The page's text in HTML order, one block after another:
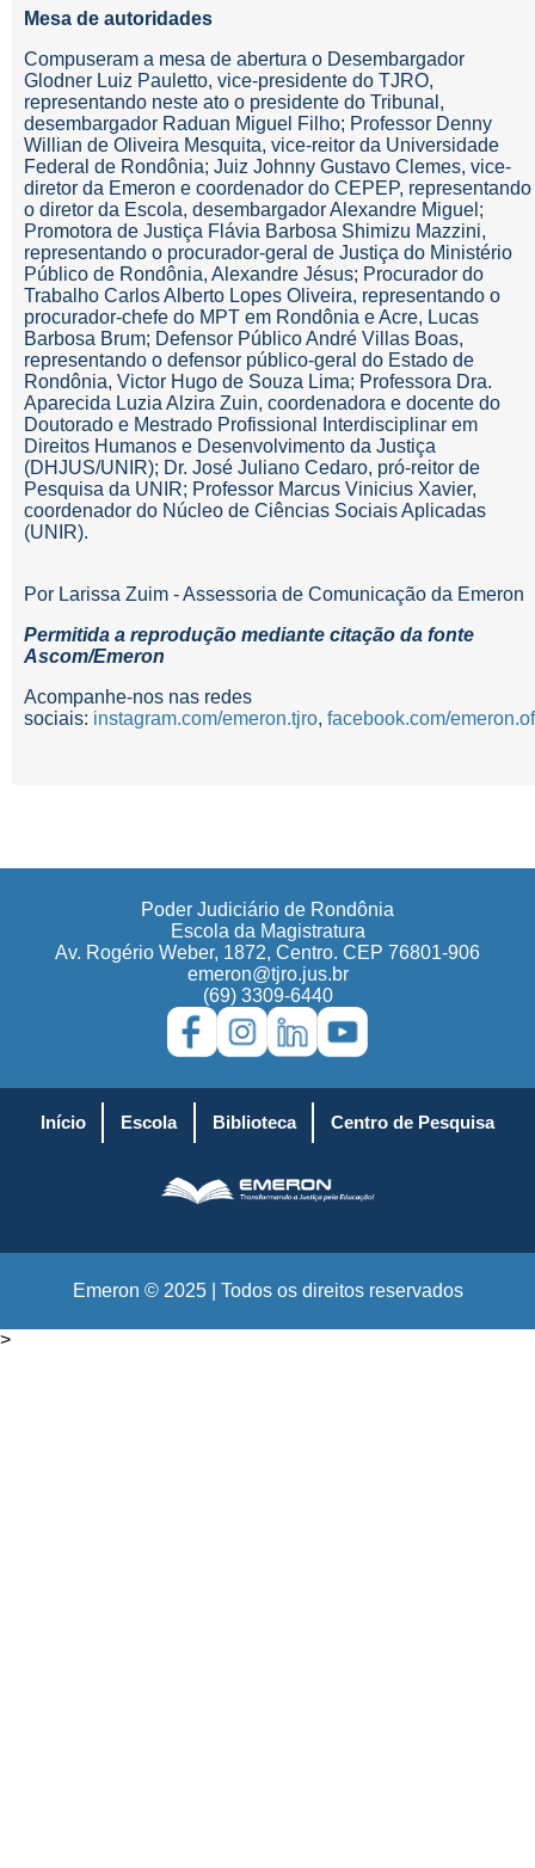
Mesa de autoridades
Compuseram a mesa de abertura o Desembargador
Glodner Luiz Pauletto, vice-presidente do TJRO,
representando neste ato o presidente do Tribunal,
desembargador Raduan Miguel Filho; Professor Denny
Willian de Oliveira Mesquita, vice-reitor da Universidade
Federal de Rondônia; Juiz Johnny Gustavo Clemes, vice-
diretor da Emeron e coordenador do CEPEP, representando
o diretor da Escola, desembargador Alexandre Miguel;
Promotora de Justiça Flávia Barbosa Shimizu Mazzini,
representando o procurador-geral de Justiça do Ministério
Público de Rondônia, Alexandre Jésus; Procurador do
Trabalho Carlos Alberto Lopes Oliveira, representando o
procurador-chefe do MPT em Rondônia e Acre, Lucas
Barbosa Brum; Defensor Público André Villas Boas,
representando o defensor público-geral do Estado de
Rondônia, Victor Hugo de Souza Lima; Professora Dra.
Aparecida Luzia Alzira Zuin, coordenadora e docente do
Doutorado e Mestrado Profissional Interdisciplinar em
Direitos Humanos e Desenvolvimento da Justiça
(DHJUS/UNIR); Dr. José Juliano Cedaro, pró-reitor de
Pesquisa da UNIR; Professor Marcus Vinicius Xavier,
coordenador do Núcleo de Ciências Sociais Aplicadas
(UNIR).
Por Larissa Zuim - Assessoria de Comunicação da Emeron
Permitida a reprodução mediante citação da fonte
Ascom/Emeron
Acompanhe-nos nas redes
sociais: instagram.com/emeron.tjro, facebook.com/
Poder Judiciário de Rondônia
Escola da Magistratura
Av. Rogério Weber, 1872, Centro. CEP 76801-906
emeron@tjro.jus.br
(69) 3309-6440
Início Escola Biblioteca Centro de Pesquisa
Emeron © 2025 | Todos os direitos reservados
>